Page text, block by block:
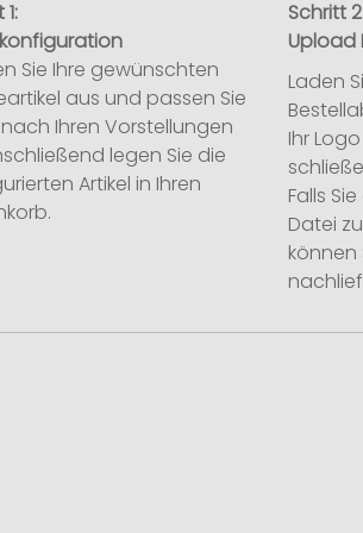
Sie Ihre gewünschten
aus und passen Sie
Ihren Vorstellungen
legen Sie die
Artikel in Ihren
Schritt
Upload
Laden
Ihr
Falls
Datei
können